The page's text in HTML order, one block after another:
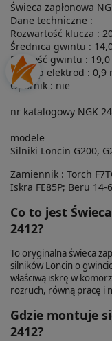
Świeca zapłonowa
Dane techniczne :
Rozwartość klucza :
Średnica gwintu :
Długość gwintu :
Odstęp elektrod : 0,9
Opornik : nie
nr katalogowy NGK
modele
Silniki Loncin G200,
Zamiennik : Torch
Iskra FE85P; Beru 14-
Co to jest
2412?
To oryginalna świeca
silników Loncin o
właściwą iskrę w
rozruch, równą pracę i
Gdzie montuje
2412?